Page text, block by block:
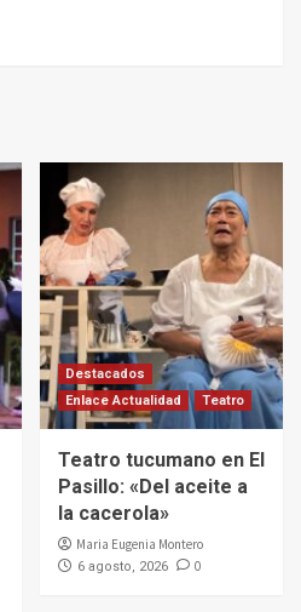
Destacados
Enlace Actualidad
Teatro
Teatro tucumano en El
Pasillo: «Del aceite a
la cacerola»
Maria Eugenia Montero
6 agosto, 2026 0